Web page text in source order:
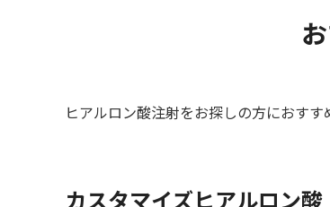
ヒアルロン酸注射をお探しの方におすす
カスタマイズヒアルロン酸